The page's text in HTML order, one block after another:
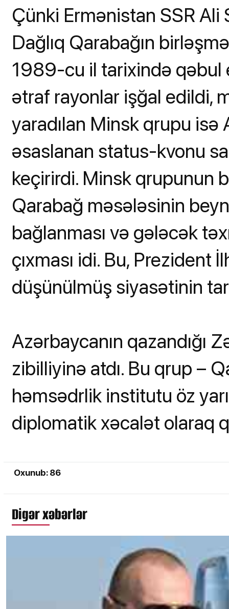
Çünki Ermənistan SSR Ali
Dağlıq Qarabağın
1989-cu il tarixində qəbul
ətraf rayonlar işğal edildi,
yaradılan Minsk qrupu isə
əsaslanan status-kvonu
keçirirdi. Minsk qrupunun
Qarabağ məsələsinin
bağlanması və gələcək
çıxması idi. Bu,
düşünülmüş siyasətinin
Azərbaycanın qazandığı
zibilliyinə atdı. Bu qrup –
həmsədrlik institutu öz
diplomatik xəcalət olaraq
Oxunub: 86
Digər xəbərlər